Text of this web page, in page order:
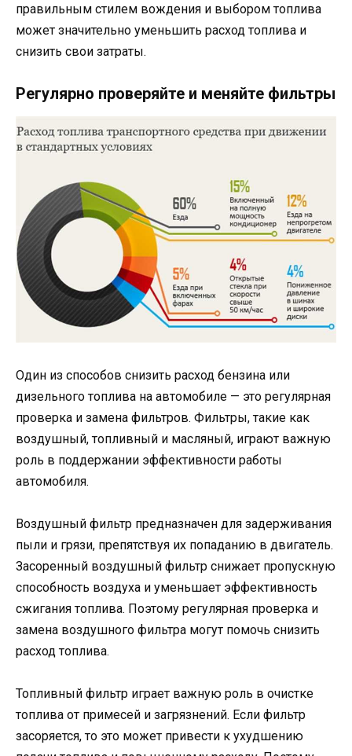
правильным стилем вождения и выбором топлива
может значительно уменьшить расход топлива и
снизить свои затраты.
Регулярно проверяйте и меняйте фильтры
Один из способов снизить расход бензина или
дизельного топлива на автомобиле — это регулярная
проверка и замена фильтров. Фильтры, такие как
воздушный, топливный и масляный, играют важную
роль в поддержании эффективности работы
автомобиля.
Воздушный фильтр предназначен для задерживания
пыли и грязи, препятствуя их попаданию в двигатель.
Засоренный воздушный фильтр снижает пропускную
способность воздуха и уменьшает эффективность
сжигания топлива. Поэтому регулярная проверка и
замена воздушного фильтра могут помочь снизить
расход топлива.
Топливный фильтр играет важную роль в очистке
топлива от примесей и загрязнений. Если фильтр
засоряется, то это может привести к ухудшению